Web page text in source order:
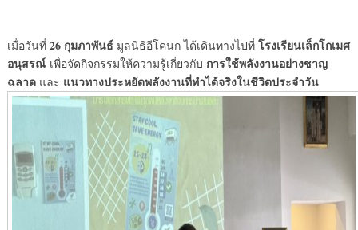
เมื่อวันที่ 26 กุมภาพันธ์มูลนิธิอีโคนก ได้เดินทางไปที่ โรงเรียนเล็กโกเมศ
อนุสรณ์เพื่อจัดกิจกรรมให้ความรู้เกี่ยวกับ การใช้พลังงานอย่างชาญ
ฉลาดและ แนวทางประหยัดพลังงานที่ทำได้จริงในชีวิตประจำวัน